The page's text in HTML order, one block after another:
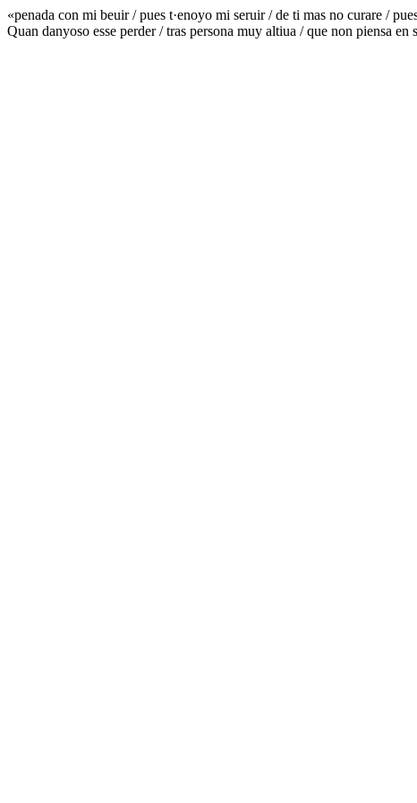
«penada con mi beuir / pues t·enoyo mi seruir / de ti mas no curare /
Quan danyoso esse perder / tras persona muy altiua / que non piensa